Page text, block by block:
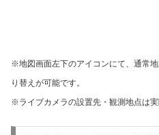
※地図画面左下のアイコンにて、通常
り替えが可能です。
※ライブカメラの設置先・観測地点は実